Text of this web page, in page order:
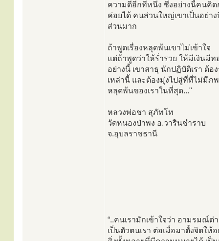
ความดีอีกทีหนึ่ง ซึ่งอย่างนี้คนคิด
ค่อยได้ คนส่วนใหญ่เขาเป็นอย่า
ส่วนมาก
ถ้าพูดเรื่องหลุดพ้นเขาไม่เข้าใจ
แต่ถ้าพูดว่าให้ร่ำรวย ให้มีเงินมีท
อย่างนี้ เขาสาธุ นักปฏิบัติเรา ต้อง
เหล่านี้ และต้องมุ่งไปสู่ที่ที่ไม่มีภ
หลุดพ้นของเราในที่สุด..."
หลวงพ่อชา​ สุภัทโท
วัดหนองป่าพง อ.วารินชำราบ
จ.อุบลราชธานี
“..คนเรามักเข้าใจว่า อามรมณ์
เป็นตัวตนเรา ต่อเมื่อมาตั้งจิตใ